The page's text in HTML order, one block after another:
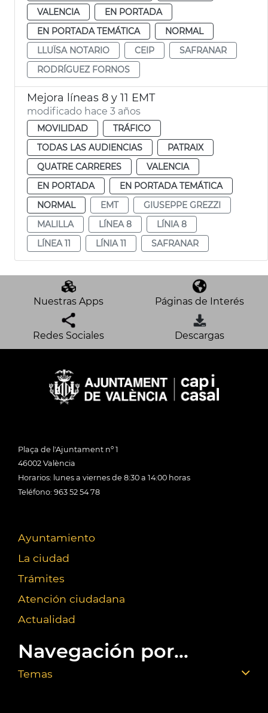
VALENCIA
EN PORTADA
EN PORTADA TEMÁTICA
NORMAL
LLUÏSA NOTARIO
CEIP
SAFRANAR
RODRÍGUEZ FORNOS
Mejora líneas 8 y 11 EMT
modificado hace 3 años
MOVILIDAD
TRÁFICO
TODAS LAS AUDIENCIAS
PATRAIX
QUATRE CARRERES
VALENCIA
EN PORTADA
EN PORTADA TEMÁTICA
NORMAL
EMT
GIUSEPPE GREZZI
MALILLA
LÍNEA 8
LÍNIA 8
LÍNEA 11
LÍNIA 11 SAFRANAR
Nuestras Apps Páginas de Interés
Redes Sociales Descargas
Plaça de l'Ajuntament nº 1
46002 València
Horarios: lunes a viernes de 8:30 a 14:00 horas
Teléfono: 963 52 54 78
Ayuntamiento
La ciudad
Trámites
Atención ciudadana
Actualidad
Navegación por...
Temas